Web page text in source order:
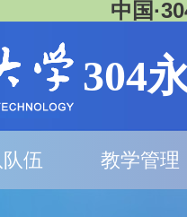
中国
304
伍 教学管理